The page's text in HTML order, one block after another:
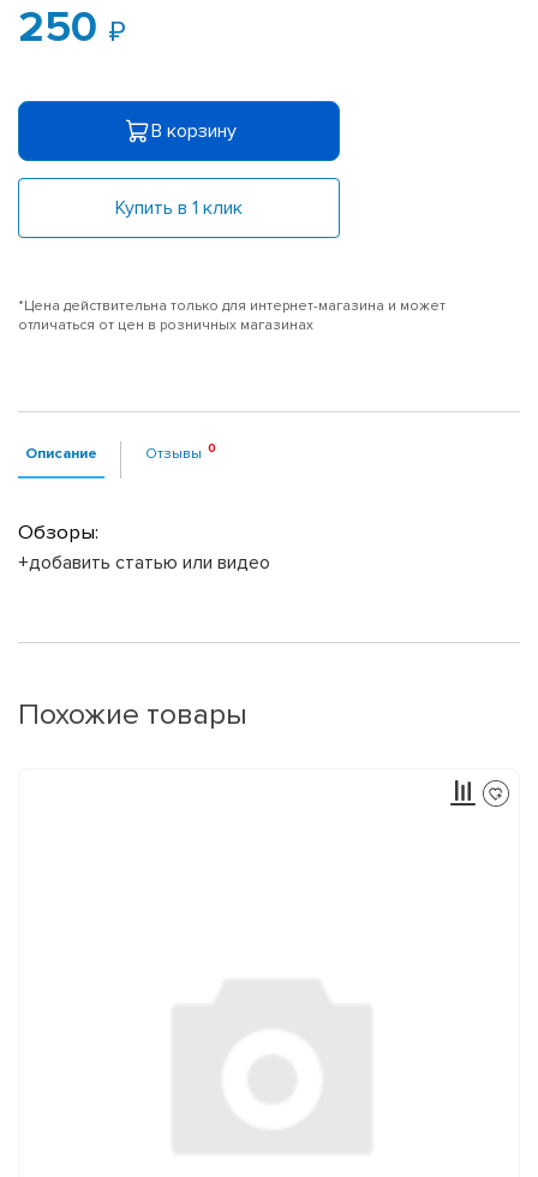
250
В корзину
Купить в 1 клик
*Цена действительна только для интернет-магазина и может
отличаться от цен в розничных магазинах
Описание Отзывы
Обзоры:
+добавить статью или видео
Похожие товары